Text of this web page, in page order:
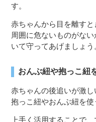
す。
赤ちゃんから目を離す
周囲に危ないものがな
いて守ってあげましょう
おんぶ紐や抱っこ紐
赤ちゃんの後追いが激
抱っこ紐やおんぶ紐を使
上手く活用することで